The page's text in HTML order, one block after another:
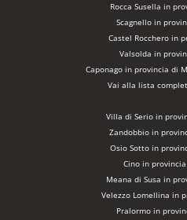
Rocca Susella in
Scagnello in
Castel Rocchero in
Valsolda in
Caponago in provincia di
Vai alla lista
Villa di Serio in
Zandobbio in
Osio Sotto in
Cino in
Meana di Susa in
Velezzo Lomellina in
Pralormo in